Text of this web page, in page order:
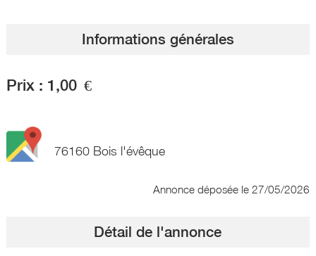
Informations générales
Prix : 1,00 €
76160 Bois l'évêque
Annonce déposée le 27/05/2026
Détail de l'annonce